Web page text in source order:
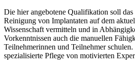
Die hier angebotene Qualifikation soll das
Reinigung von Implantaten auf dem
Wissenschaft vermitteln und in
Vorkenntnissen auch die manuellen
Teilnehmerinnen und Teilnehmer
spezialisierte Pflege von motivierten